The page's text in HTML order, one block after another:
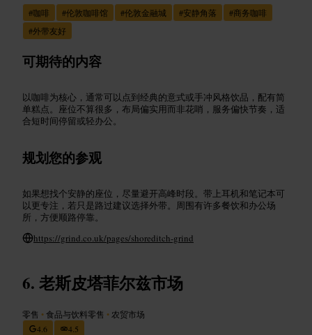
#咖啡 #伦敦咖啡馆 #伦敦金融城 #安静角落 #商务咖啡
#外带友好
可期待的内容
以咖啡为核心，通常可以点到经典的意式或手冲风格饮品，配有简
单糕点。座位不算很多，布局偏实用而非花哨，服务偏快节奏，适
合短时间停留或轻办公。
规划您的参观
如果想找个安静的座位，尽量避开高峰时段。带上耳机和笔记本可
以更专注，若只是路过建议选择外带。周围有许多餐饮和办公场
所，方便顺路停靠。
https://grind.co.uk/pages/shoreditch-grind
老斯皮塔菲尔兹市场
零售 •食品与饮料零售 • 农贸市场
4.6
4.5